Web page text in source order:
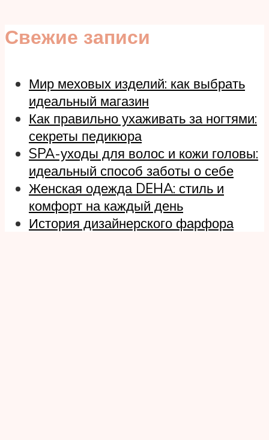
Свежие записи
Мир меховых изделий: как выбрать
идеальный магазин
Как правильно ухаживать за ногтями:
секреты педикюра
SPA-уходы для волос и кожи головы:
идеальный способ заботы о себе
Женская одежда DEHA: стиль и
комфорт на каждый день
История дизайнерского фарфора